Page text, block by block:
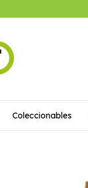
Coleccionables